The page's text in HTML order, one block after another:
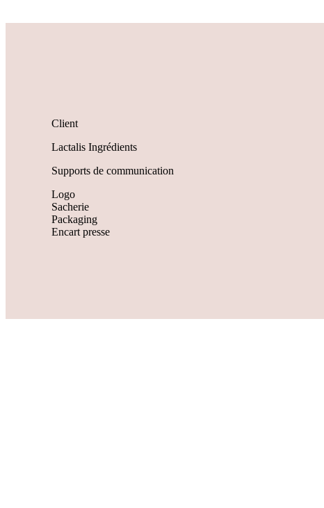
Client
Lactalis Ingrédients
Supports de communication
Logo
Sacherie
Packaging
Encart presse